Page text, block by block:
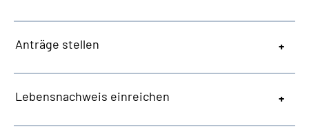
Anträge stellen
Lebensnachweis einreichen